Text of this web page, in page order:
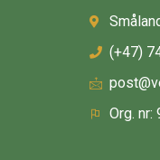
(+47)
Org. nr: